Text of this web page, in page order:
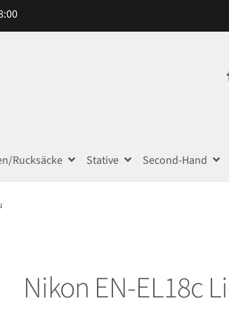
Rucksäcke Stative Second-Hand
Nikon EN-EL18c